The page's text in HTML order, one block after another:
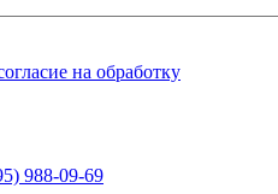
на обработку
988-09-69